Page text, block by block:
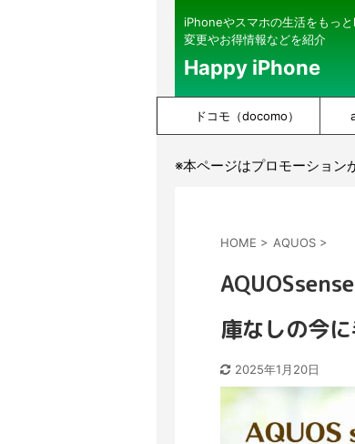
iPhoneやスマホの生活をもっ
変更やお得情報などを紹介
Happy iPhone
ドコモ（docomo）
※本ページはプロモーション
HOME > AQUOS >
庫なしの今
2025年1月20日